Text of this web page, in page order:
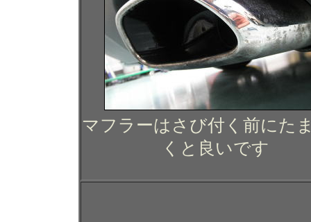
マフラーはさび付く前にた
くと良いです